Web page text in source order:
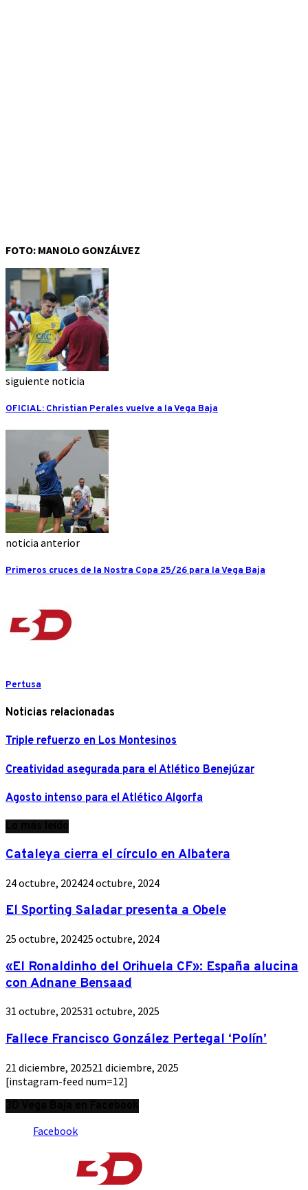
FOTO: MANOLO GONZÁLVEZ
siguiente noticia
OFICIAL: Christian Perales vuelve a la Vega Baja
noticia anterior
Primeros cruces de la Nostra Copa 25/26 para la Vega Baja
Pertusa
Noticias relacionadas
Triple refuerzo en Los Montesinos
Creatividad asegurada para el Atlético Benejúzar
Agosto intenso para el Atlético Algorfa
Cataleya cierra el círculo en Albatera
24 octubre, 202424 octubre, 2024
El Sporting Saladar presenta a Obele
25 octubre, 202425 octubre, 2024
«El Ronaldinho del Orihuela CF»: España alucina
con Adnane Bensaad
31 octubre, 202531 octubre, 2025
Fallece Francisco González Pertegal ‘Polín’
21 diciembre, 202521 diciembre, 2025
[instagram-feed num=12]
Facebook